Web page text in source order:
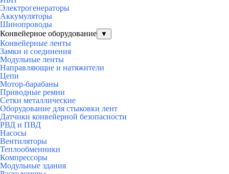
Электрогенераторы
Аккумуляторы
Шинопроводы
Конвейерное оборудование
▼
Конвейерные ленты
Замки и соединения
Модульные ленты
Направляющие и натяжители
Цепи
Мотор-барабаны
Приводные ремни
Сетки металлические
Оборудование для стыковки лент
Датчики конвейерной безопасности
РВД и ПВД
Насосы
Вентиляторы
Теплообменники
Компрессоры
Модульные здания